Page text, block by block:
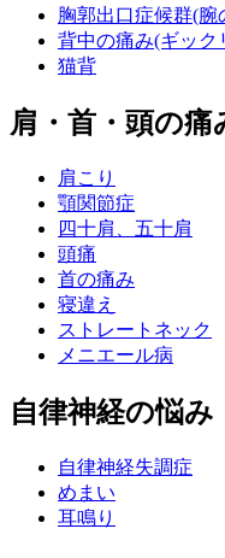
胸郭出口症候群(腕
背中の痛み(ギック
猫背
肩・首・頭の痛
肩こり
顎関節症
四十肩、五十肩
頭痛
首の痛み
寝違え
ストレートネック
メニエール病
自律神経の悩み
自律神経失調症
めまい
耳鳴り